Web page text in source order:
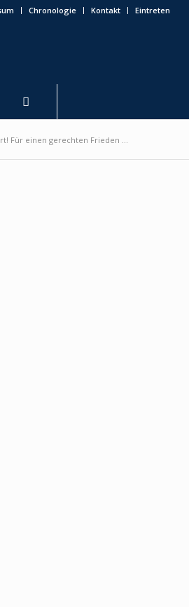
Chronologie Kontakt Eintreten
Für einen gerechten Frieden ...